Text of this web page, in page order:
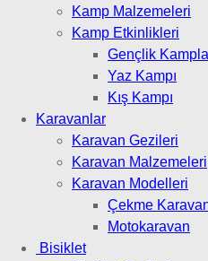
Kamp Malzemeleri
Kamp Etkinlikleri
Gençlik
Yaz Kampı
Kış Kampı
Karavanlar
Karavan Gezileri
Karavan Malzemeleri
Karavan Modelleri
Çekme
Motokaravan
Bisiklet